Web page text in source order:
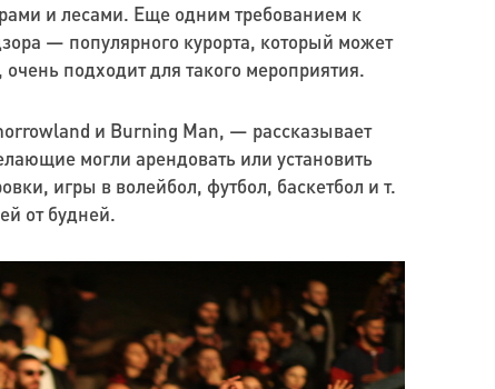
и лесами. Еще одним требованием к
— популярного курорта, который может
очень подходит для такого мероприятия.
и Burning Man, — рассказывает
могли арендовать или установить
игры в волейбол, футбол, баскетбол и т.
от будней.